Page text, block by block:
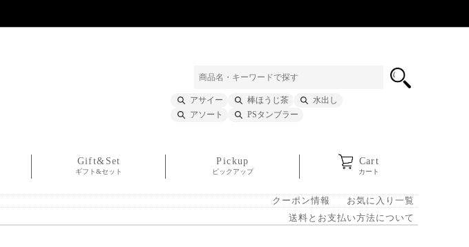
アサイー 棒ほうじ茶
水出し
アソート
PSタンブラー
Gift&Set
ギフト&セット
Pickup
ピックアップ
Cart
カート
クーポン情報
お気に入り一覧
送料とお支払い方法について